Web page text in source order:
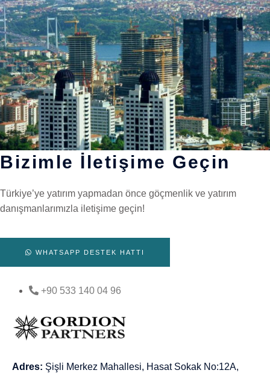
Bizimle İletişime Geçin
Türkiye’ye yatırım yapmadan önce göçmenlik ve yatırım
danışmanlarımızla iletişime geçin!
WHATSAPP DESTEK HATTI
+90 533 140 04 96
Adres: Şişli Merkez Mahallesi, Hasat Sokak No:12A,